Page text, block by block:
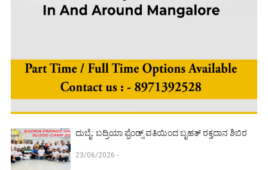
ದುಬೈ: ಬದ್ರಿಯಾ ಫ್ರೆಂಡ್ಸ್ ವತಿಯಿಂದ ಬೃಹತ್ ರಕ್ತದಾನ ಶಿಬಿರ
23/06/2026 -